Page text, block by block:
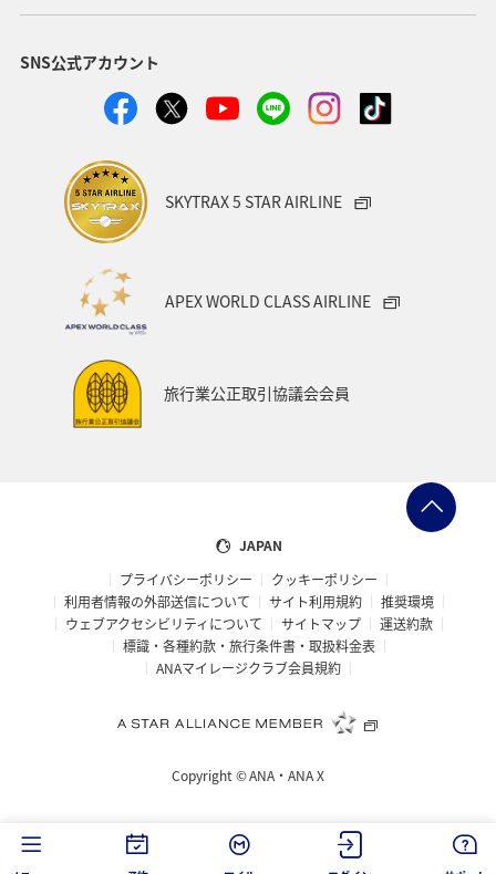
SNS公式アカウント
SKYTRAX 5 STAR AIRLINE
APEX WORLD CLASS AIRLINE
旅行業公正取引協議会会員
JAPAN
プライバシーポリシー
クッキーポリシー
利用者情報の外部送信について
サイト利用規約
推奨環境
ウェブアクセシビリティについて
サイトマップ
運送約款
標識・各種約款・旅行条件書・取扱料金表
ANAマイレージクラブ会員規約
Copyright ©ANA・ANA X